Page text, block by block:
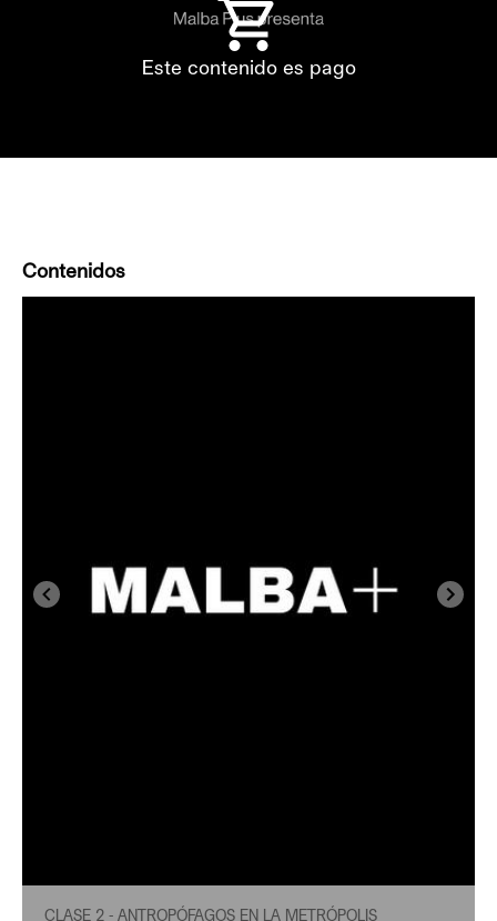
Este contenido es pago
Contenidos
CLASE 2 - ANTROPÓFAGOS EN LA METRÓPOLIS